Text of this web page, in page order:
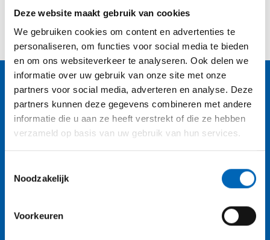
Deze website maakt gebruik van cookies
We gebruiken cookies om content en advertenties te
personaliseren, om functies voor social media te bieden
en om ons websiteverkeer te analyseren. Ook delen we
informatie over uw gebruik van onze site met onze
partners voor social media, adverteren en analyse. Deze
partners kunnen deze gegevens combineren met andere
informatie die u aan ze heeft verstrekt of die ze hebben
verzameld op basis van uw gebruik van hun services.
Noodzakelijk
Voorkeuren
Nieuwsbrief
Blijf je graag op de hoogte van alle laatste
nieuwtjes, beurzen en events en exclusieve
promoties? Schrijf je dan in voor onze
Email*
Verzenden